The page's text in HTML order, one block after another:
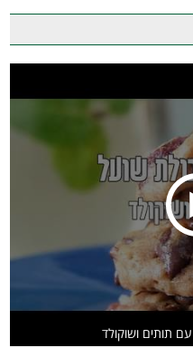
תותים ושוקולד